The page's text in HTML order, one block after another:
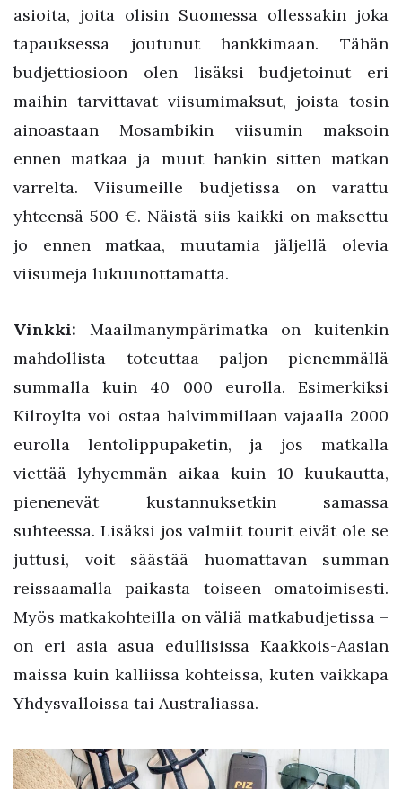
asioita, joita olisin Suomessa ollessakin joka
tapauksessa joutunut hankkimaan. Tähän
budjettiosioon olen lisäksi budjetoinut eri
maihin tarvittavat viisumimaksut, joista tosin
ainoastaan Mosambikin viisumin maksoin
ennen matkaa ja muut hankin sitten matkan
varrelta. Viisumeille budjetissa on varattu
yhteensä 500 €. Näistä siis kaikki on maksettu
jo ennen matkaa, muutamia jäljellä olevia
viisumeja lukuunottamatta.
Vinkki: Maailmanympärimatka on kuitenkin
mahdollista toteuttaa paljon pienemmällä
summalla kuin 40 000 eurolla. Esimerkiksi
Kilroylta voi ostaa halvimmillaan vajaalla 2000
eurolla lentolippupaketin, ja jos matkalla
viettää lyhyemmän aikaa kuin 10 kuukautta,
pienenevät kustannuksetkin samassa
suhteessa. Lisäksi jos valmiit tourit eivät ole se
juttusi, voit säästää huomattavan summan
reissaamalla paikasta toiseen omatoimisesti.
Myös matkakohteilla on väliä matkabudjetissa –
on eri asia asua edullisissa Kaakkois-Aasian
maissa kuin kalliissa kohteissa, kuten vaikkapa
Yhdysvalloissa tai Australiassa.